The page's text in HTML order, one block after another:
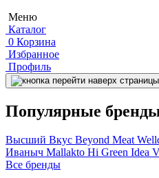
Меню
Каталог
0 Корзина
Избранное
Профиль
Популярные
Высший Вкус Beyond Meat
Иваныч Mallakto Hi Green Idea
Все бренды